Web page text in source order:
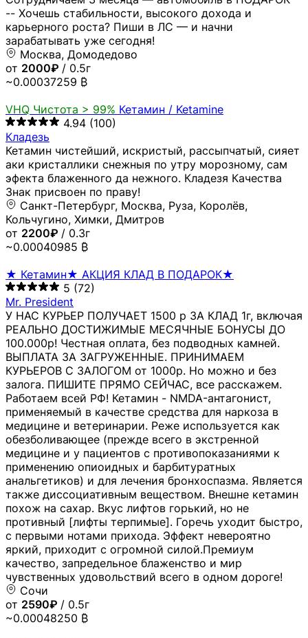
-- Хочешь стабильности, высокого дохода и
карьерного роста? Пиши в ЛС — и начни
зарабатывать уже сегодня!
Москва, Домодедово
от 2000₽ / 0.5г
~0.00037259 ₿
VHQ Чистота > 99% Кетамин / Ketamine
4.94 (100)
Кладезь
Кетамин чистейший, искристый, рассыпчатый, сияет
аки кристаллики снежныя по утру морозному, сам
эфекта блаженного да нежного. Кладезя Качества
Знак присвоен по праву!
Санкт-Петербург, Москва, Руза, Королёв,
Кольчугино, Химки, Дмитров
от 2200₽ / 0.3г
~0.00040985 ₿
★ Кетамин★ АКЦИЯ КЛАД В ПОДАРОК★
5 (72)
Mr. President
У НАС КУРЬЕР ПОЛУЧАЕТ 1500 р ЗА КЛАД 1г, включая
РЕАЛЬНО ДОСТИЖИМЫЕ МЕСЯЧНЫЕ БОНУСЫ ДО
100.000р! Честная оплата, без подводных камней.
ВЫПЛАТА ЗА ЗАГРУЖЕННЫЕ. ПРИНИМАЕМ
КУРЬЕРОВ С ЗАЛОГОМ от 1000р. Но можно и без
залога. ПИШИТЕ ПРЯМО СЕЙЧАС, все расскажем.
Работаем всей РФ! Кетамин - NMDA-антагонист,
применяемый в качестве средства для наркоза в
медицине и ветеринарии. Реже используется как
обезболивающее (прежде всего в экстренной
медицине и у пациентов с противопоказаниями к
применению опиоидных и барбитуратных
анальгетиков) и для лечения бронхоспазма. Является
также диссоциативным веществом. Внешне кетамин
похож на сахар. Вкус лифтов горький, но не
противный [лифты терпимые]. Горечь уходит быстро,
с первыми нотами прихода. Эффект невероятно
яркий, приходит с огромной силой.Премиум
качество, запредельное блаженство и мир
чувственных удовольствий всего в одном дороге!
Сочи
от 2590₽ / 0.5г
~0.00048250 ₿